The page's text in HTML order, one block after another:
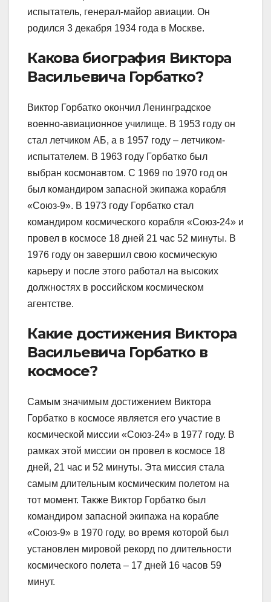
испытатель, генерал-майор авиации. Он
родился 3 декабря 1934 года в Москве.
Какова биография Виктора
Васильевича Горбатко?
Виктор Горбатко окончил Ленинградское
военно-авиационное училище. В 1953 году он
стал летчиком АБ, а в 1957 году – летчиком-
испытателем. В 1963 году Горбатко был
выбран космонавтом. С 1969 по 1970 год он
был командиром запасной экипажа корабля
«Союз-9». В 1973 году Горбатко стал
командиром космического корабля «Союз-24» и
провел в космосе 18 дней 21 час 52 минуты. В
1976 году он завершил свою космическую
карьеру и после этого работал на высоких
должностях в российском космическом
агентстве.
Какие достижения Виктора
Васильевича Горбатко в
космосе?
Самым значимым достижением Виктора
Горбатко в космосе является его участие в
космической миссии «Союз-24» в 1977 году. В
рамках этой миссии он провел в космосе 18
дней, 21 час и 52 минуты. Эта миссия стала
самым длительным космическим полетом на
тот момент. Также Виктор Горбатко был
командиром запасной экипажа на корабле
«Союз-9» в 1970 году, во время которой был
установлен мировой рекорд по длительности
космического полета – 17 дней 16 часов 59
минут.